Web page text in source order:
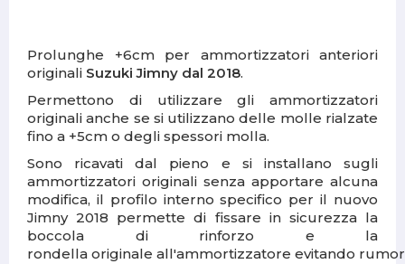
Prolunghe +6cm per ammortizzatori anteriori
originali Suzuki Jimny dal 2018.
Permettono di utilizzare gli ammortizzatori
originali anche se si utilizzano delle molle rialzate
fino a +5cm o degli spessori molla.
Sono ricavati dal pieno e si installano sugli
ammortizzatori originali senza apportare alcuna
modifica, il profilo interno specifico per il nuovo
Jimny 2018 permette di fissare in sicurezza la
boccola di rinforzo e la
rondella originale all'ammortizzatore evitando